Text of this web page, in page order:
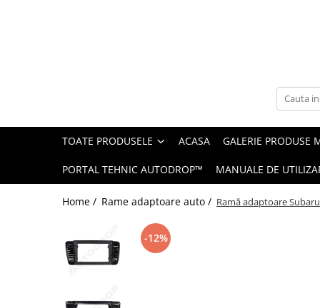
Mercedes Benz
TOATE PRODUSELE ACASA GALERIE PRODUSE
PORTAL TEHNIC AUTODROP™ MANUALE DE
Home / Rame adaptoare auto / Ramă adaptoare
-12%